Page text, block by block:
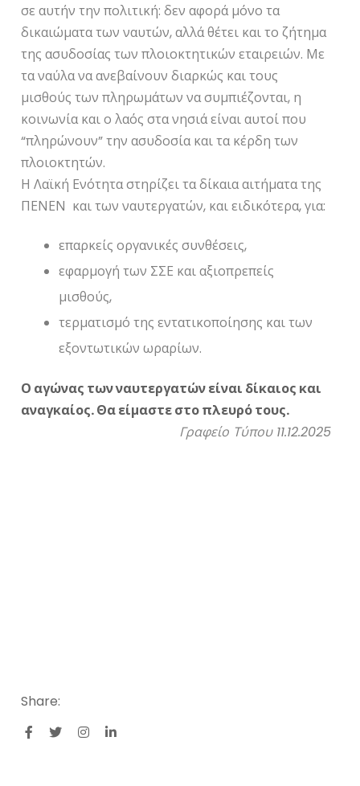
σε αυτήν την πολιτική: δεν αφορά μόνο τα
δικαιώματα των ναυτών, αλλά θέτει και το ζήτημα
της ασυδοσίας των πλοιοκτητικών εταιρειών. Με
τα ναύλα να ανεβαίνουν διαρκώς και τους
μισθούς των πληρωμάτων να συμπιέζονται, η
κοινωνία και ο λαός στα νησιά είναι αυτοί που
“πληρώνουν” την ασυδοσία και τα κέρδη των
πλοιοκτητών.
Η Λαϊκή Ενότητα στηρίζει τα δίκαια αιτήματα της
ΠΕΝΕΝ και των ναυτεργατών, και ειδικότερα, για:
επαρκείς οργανικές συνθέσεις,
εφαρμογή των ΣΣΕ και αξιοπρεπείς
μισθούς,
τερματισμό της εντατικοποίησης και των
εξοντωτικών ωραρίων.
Ο αγώνας των ναυτεργατών είναι δίκαιος και
αναγκαίος. Θα είμαστε στο πλευρό τους.
Γραφείο Τύπου 11.12.2025
Share: